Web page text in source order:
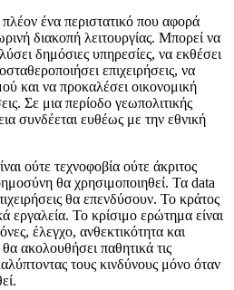
ένα περιστατικό που αφορά
διακοπή λειτουργίας. Μπορεί να
δημόσιες υπηρεσίες, να εκθέσει
επιχειρήσεις, να
και να προκαλέσει οικονομική
Σε μια περίοδο γεωπολιτικής
συνδέεται ευθέως με την εθνική
ούτε τεχνοφοβία ούτε άκριτος
θα χρησιμοποιηθεί. Τα data
θα επενδύσουν. Το κράτος
εργαλεία. Το κρίσιμο ερώτημα είναι
έλεγχο, ανθεκτικότητα και
ακολουθήσει παθητικά τις
τους κινδύνους μόνο όταν